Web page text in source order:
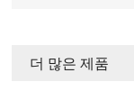
더 많은 제품